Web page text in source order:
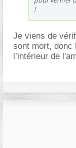
!
Je viens de
sont mort, donc
l’intérieur de